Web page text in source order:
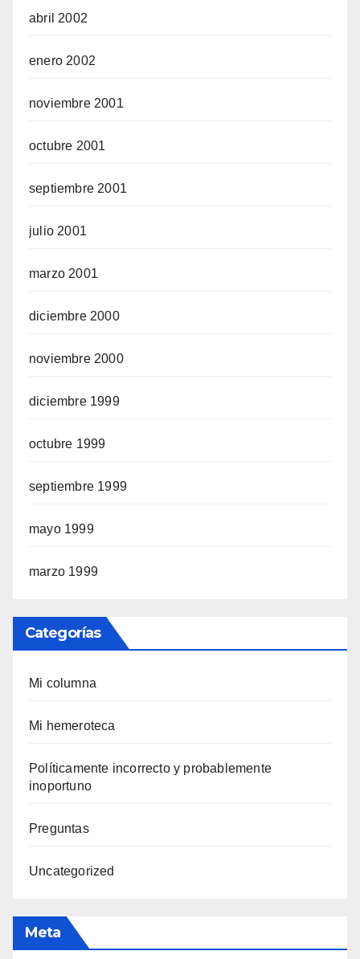
abril 2002
enero 2002
noviembre 2001
octubre 2001
septiembre 2001
julio 2001
marzo 2001
diciembre 2000
noviembre 2000
diciembre 1999
octubre 1999
septiembre 1999
mayo 1999
marzo 1999
Categorías
Mi columna
Mi hemeroteca
Polí­ticamente incorrecto y probablemente
inoportuno
Preguntas
Uncategorized
Meta